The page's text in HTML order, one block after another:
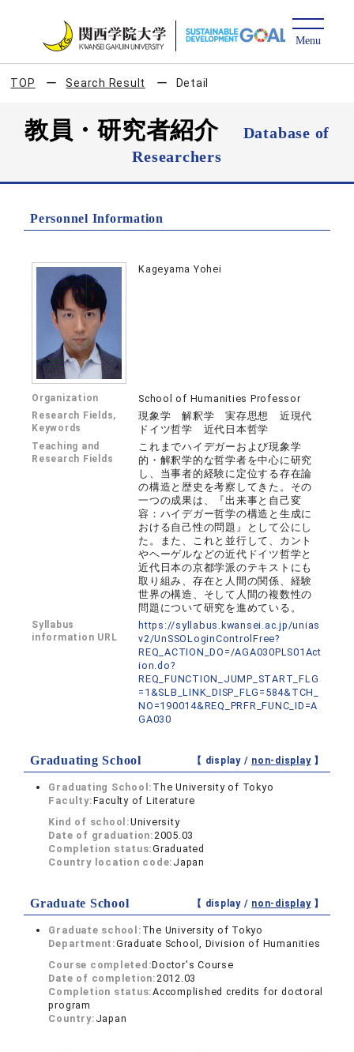
TOP Search Result Detail
教員・研究者紹介
Database of
Researchers
Personnel Information
Kageyama Yohei
Organization School of Humanities Professor
Research Fields,
Keywords
現象学 解釈学 実存思想 近現代
ドイツ哲学 近代日本哲学
Teaching and
Research Fields
これまでハイデガーおよび現象学
的・解釈学的な哲学者を中心に研究
し、当事者的経験に定位する存在論
の構造と歴史を考察してきた。その
一つの成果は、『出来事と自己変
容：ハイデガー哲学の構造と生成に
おける自己性の問題』として公にし
た。また、これと並行して、カント
やヘーゲルなどの近代ドイツ哲学と
近代日本の京都学派のテキストにも
取り組み、存在と人間の関係、経験
世界の構造、そして人間の複数性の
問題について研究を進めている。
Syllabus
information URL
https://syllabus.kwansei.ac.jp/unias
v2/UnSSOLoginControlFree?
REQ_ACTION_DO=/AGA030PLS01Act
ion.do?
REQ_FUNCTION_JUMP_START_FLG
=1&SLB_LINK_DISP_FLG=584&TCH_
NO=190014&REQ_PRFR_FUNC_ID=A
GA030
Graduating School 【 display / non-display】
Graduating School: The University of Tokyo
Faculty:Faculty of Literature
Kind of school:University
Date of graduation:2005.03
Completion status:Graduated
Country location code: Japan
Graduate School 【 display / non-display】
Graduate school: The University of Tokyo
Department:Graduate School, Division of Humanities
Course completed:Doctor's Course
Date of completion:2012.03
Completion status:Accomplished credits for doctoral
program
Country: Japan